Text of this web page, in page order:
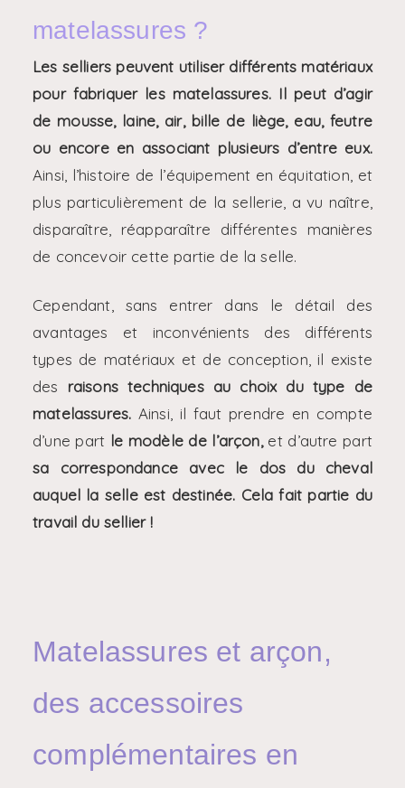
matelassures ?
Les selliers peuvent utiliser différents matériaux
pour fabriquer les matelassures. Il peut d’agir
de mousse, laine, air, bille de liège, eau, feutre
ou encore en associant plusieurs d’entre eux.
Ainsi, l’histoire de l’équipement en équitation, et
plus particulièrement de la sellerie, a vu naître,
disparaître, réapparaître différentes manières
de concevoir cette partie de la selle.
Cependant, sans entrer dans le détail des
avantages et inconvénients des différents
types de matériaux et de conception, il existe
des raisons techniques au choix du type de
matelassures. Ainsi, il faut prendre en compte
d’une part le modèle de l’arçon, et d’autre part
sa correspondance avec le dos du cheval
auquel la selle est destinée. Cela fait partie du
travail du sellier !
Matelassures et arçon,
des accessoires
complémentaires en